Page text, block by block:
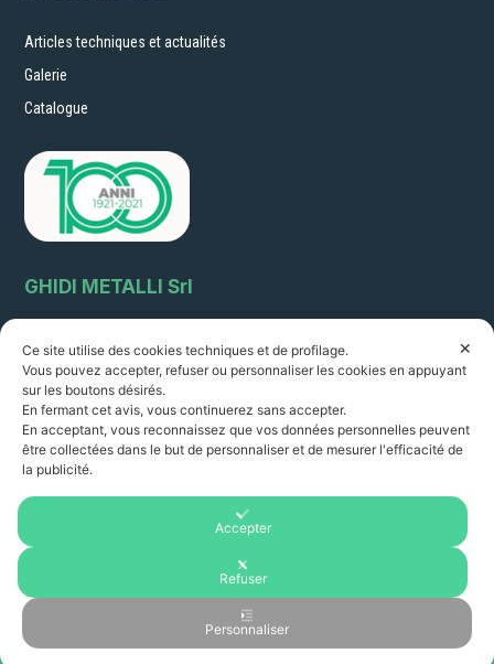
Articles techniques et actualités
Galerie
Catalogue
GHIDI METALLI Srl
51011 Borgo a Buggiano (Pistoia) Italie sales@ghidimetalli.it
Tél. 0572 32216 - Fax 0572 30887
Numéro de TVA : 01351060478
R.I. PT 22261 R.E.A. 14249
Horaires d’ouverture :
8.00-12.30/ 14.00 - 18.00
du lundi au vendredi
Copyright © 2025 - Ghidi Metalli. Tous droits réservés
✕
Ce site utilise des cookies techniques et de profilage.
Vous pouvez accepter, refuser ou personnaliser les cookies en appuyant
sur les boutons désirés.
En fermant cet avis, vous continuerez sans accepter.
En acceptant, vous reconnaissez que vos données personnelles peuvent
être collectées dans le but de personnaliser et de mesurer l'efficacité de
la publicité.
Accepter
Refuser
Personnaliser